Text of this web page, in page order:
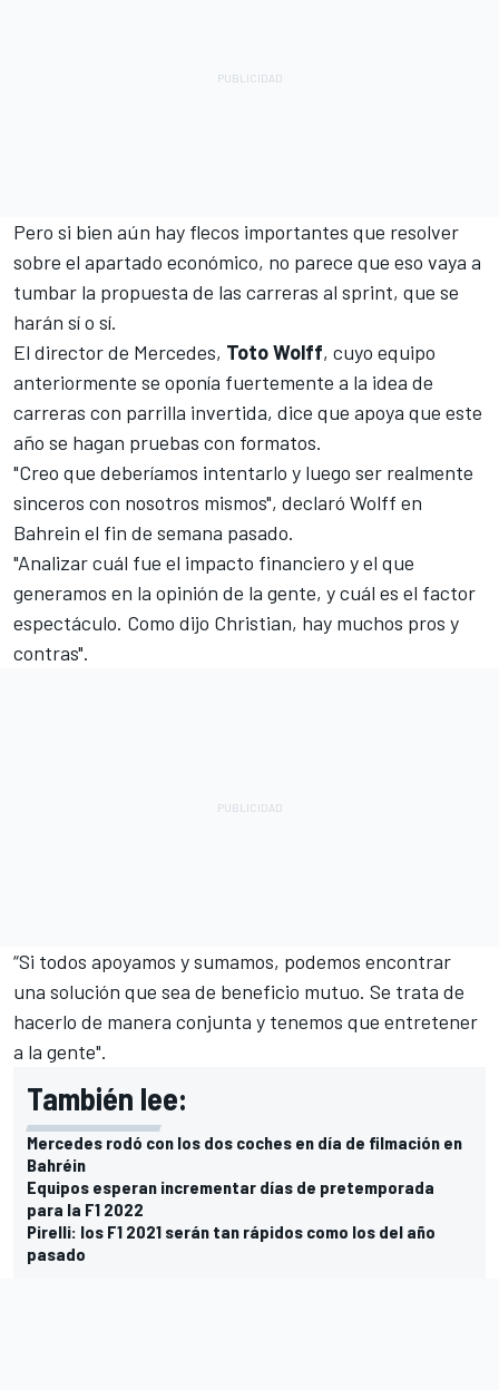
Pero si bien aún hay flecos importantes que resolver
sobre el apartado económico, no parece que eso vaya a
tumbar la propuesta de las carreras al sprint, que se
harán sí o sí.
El director de Mercedes, Toto Wolff, cuyo equipo
anteriormente se oponía fuertemente a la idea de
carreras con parrilla invertida, dice que apoya que este
año se hagan pruebas con formatos.
"Creo que deberíamos intentarlo y luego ser realmente
sinceros con nosotros mismos", declaró Wolff en
Bahrein el fin de semana pasado.
"Analizar cuál fue el impacto financiero y el que
generamos en la opinión de la gente, y cuál es el factor
espectáculo. Como dijo Christian, hay muchos pros y
contras".
“Si todos apoyamos y sumamos, podemos encontrar
una solución que sea de beneficio mutuo. Se trata de
hacerlo de manera conjunta y tenemos que entretener
a la gente".
También lee:
Mercedes rodó con los dos coches en día de filmación en
Bahréin
Equipos esperan incrementar días de pretemporada
para la F1 2022
Pirelli: los F1 2021 serán tan rápidos como los del año
pasado